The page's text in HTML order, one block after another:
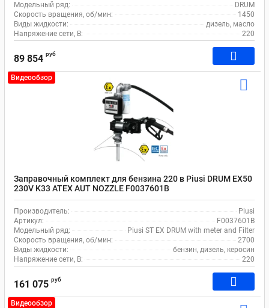
Модельный ряд:
DRUM
Скорость вращения, об/мин:
1450
Виды жидкости:
дизель, масло
Напряжение сети, В:
220
89 854 руб
Видеообзор
Заправочный комплект для бензина 220 в Piusi DRUM EX50
230V K33 ATEX AUT NOZZLE F0037601B
Производитель:
Piusi
Артикул:
F0037601B
Модельный ряд:
Piusi ST EX DRUM with meter and Filter
Скорость вращения, об/мин:
2700
Виды жидкости:
бензин, дизель, керосин
Напряжение сети, В:
220
161 075 руб
Видеообзор